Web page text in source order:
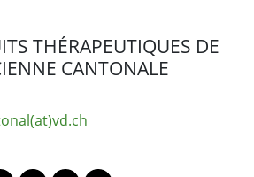
THÉRAPEUTIQUES DE
CANTONALE